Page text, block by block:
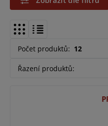
Počet produktů: 12
Řazení produktů: